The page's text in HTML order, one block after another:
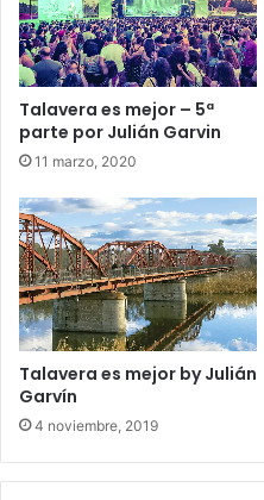
1
9
a
d
e
l
r
o
a
j
o
Talavera es mejor – 5ª
parte por Julián Garvin
11 marzo, 2020
Talavera es mejor by Julián
Garvín
4 noviembre, 2019